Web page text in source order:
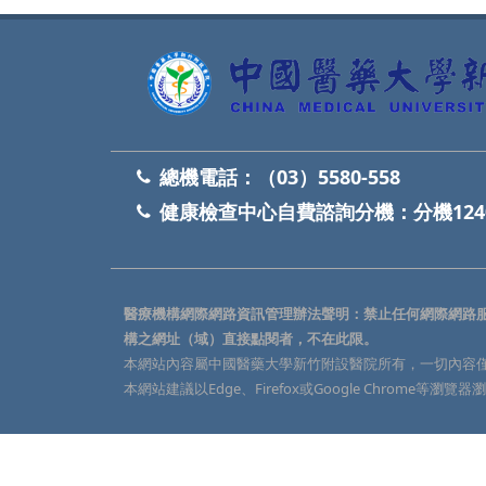
總機電話：
（03）5580-558
健康檢查中心自費諮詢分機： 分機
醫療機構網際網路資訊管理辦法聲明：禁止任何網際網
構之網址（域）直接點閱者，不在此限。
本網站內容屬中國醫藥大學新竹附設醫院所有，一切內
本網站建議以Edge、Firefox或Google Chrome等瀏覽器